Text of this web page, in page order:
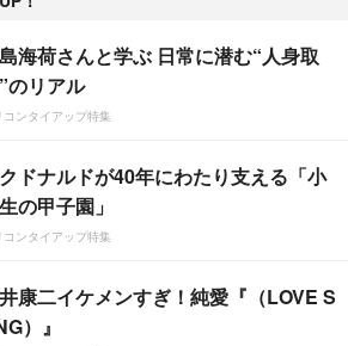
海荷さんと学ぶ 日常に潜む“人身取
のリアル
コンタイアップ特集
ドナルドが40年にわたり支える「小
の甲子園」
コンタイアップ特集
康二イケメンすぎ！純愛『（LOVE S
）』